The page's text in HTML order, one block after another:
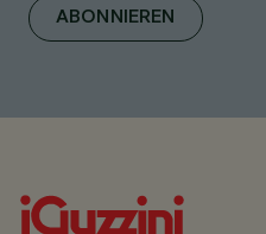
ABONNIEREN